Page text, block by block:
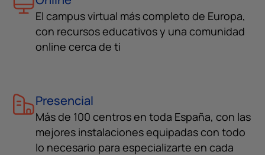
El campus virtual más completo de Europa,
con recursos educativos y una comunidad
online cerca de ti
Presencial
Más de 100 centros en toda España, con las
mejores instalaciones equipadas con todo
lo necesario para especializarte en cada